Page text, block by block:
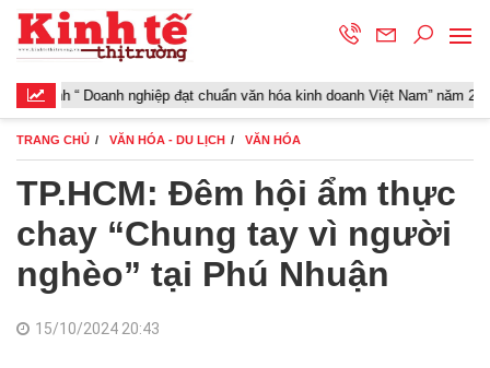
Doanh nghiệp đạt chuẩn văn hóa kinh doanh Việt Nam” năm 2026
TRANG CHỦ VĂN HÓA - DU LỊCH VĂN HÓA
TP.HCM: Đêm hội ẩm thực
chay “Chung tay vì người
nghèo” tại Phú Nhuận
15/10/2024 20:43